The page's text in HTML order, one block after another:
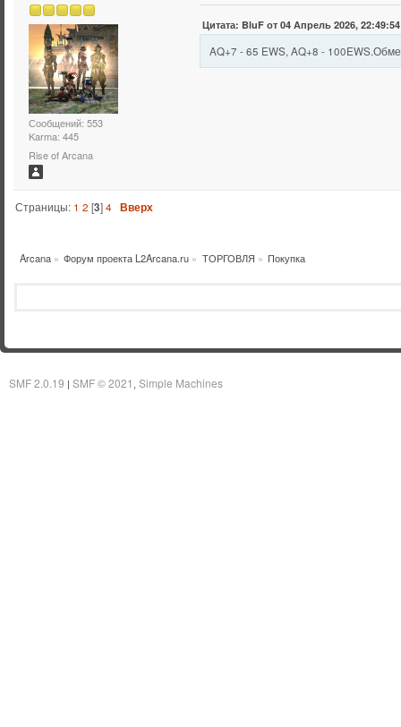
Сообщений: 553
Karma: 445
Rise of Arcana
Цитата: BluF от 04 Апрель 2026, 22:49:54
AQ+7 - 65 EWS, AQ+8 -
Страницы: 1 2 [3]4 Вверх
Arcana» Форум проекта L2Arcana.ru » ТОРГОВЛЯ » Покупка
SMF 2.0.19 | SMF © 2021 Simple Machines